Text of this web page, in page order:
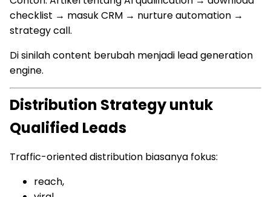
checklist → masuk CRM → nurture automation →
strategy call.
Di sinilah content berubah menjadi lead generation
engine.
Distribution Strategy untuk
Qualified Leads
Traffic-oriented distribution biasanya fokus:
reach,